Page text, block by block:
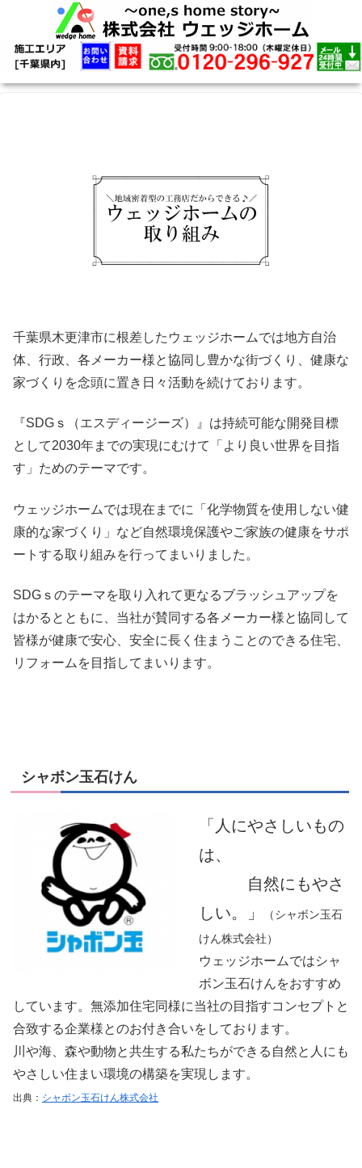
千葉県木更津市に根差したウェッジホームでは地方自治
体、行政、各メーカー様と協同し豊かな街づくり、健康な
家づくりを念頭に置き日々活動を続けております。
『SDGｓ（エスディージーズ）』は持続可能な開発目標
として2030年までの実現にむけて「より良い世界を目指
す」ためのテーマです。
ウェッジホームでは現在までに「化学物質を使用しない健
康的な家づくり」など自然環境保護やご家族の健康をサポ
ートする取り組みを行ってまいりました。
SDGｓのテーマを取り入れて更なるブラッシュアップを
はかるとともに、当社が賛同する各メーカー様と協同して
皆様が健康で安心、安全に長く住まうことのできる住宅、
リフォームを目指してまいります。
シャボン玉石けん
「人にやさしいもの
は、
自然にもやさ
しい。」
（シャボン玉石
けん株式会社）
ウェッジホームではシャ
ボン玉石けんをおすすめ
しています。無添加住宅同様に当社の目指すコンセプトと
合致する企業様とのお付き合いをしております。
川や海、森や動物と共生する私たちができる自然と人にも
やさしい住まい環境の構築を実現します。
出典： シャボン玉石けん株式会社